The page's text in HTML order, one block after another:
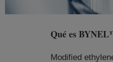
Qué es
Modified